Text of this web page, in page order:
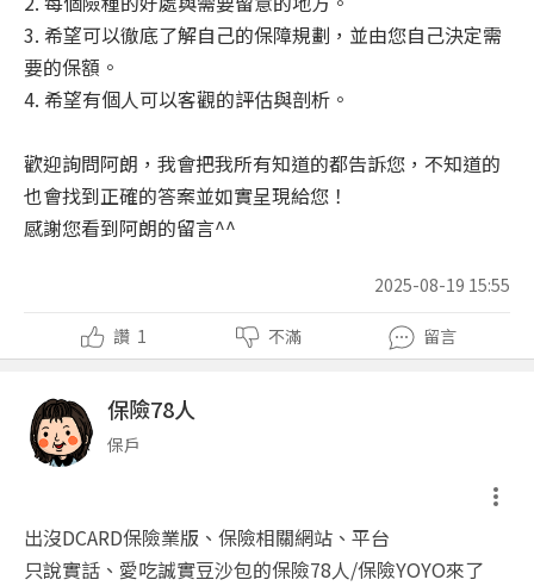
3. 希望可以徹底了解自己的保障規劃，並由您自己決定需
要的保額。
4. 希望有個人可以客觀的評估與剖析。
歡迎詢問阿朗，我會把我所有知道的都告訴您，不知道的
也會找到正確的答案並如實呈現給您！
感謝您看到阿朗的留言^^
2025-08-19 15:55
讚 1 不滿 留言
保險78人
保戶
出沒DCARD保險業版、保險相關網站、平台
只說實話、愛吃誠實豆沙包的保險78人/保險YOYO來了